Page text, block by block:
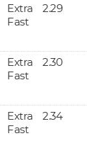
Extra
Fast
2.29
Extra
Fast
2.30
Extra
Fast
2.34